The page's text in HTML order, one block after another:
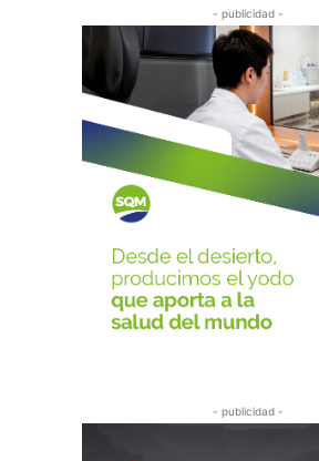
- publicidad -
- publicidad -